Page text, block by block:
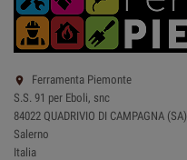

Ferramenta Piemonte
S.S. 91 per Eboli, snc
84022 QUADRIVIO DI CAMPAGNA (SA)
Salerno
Italia